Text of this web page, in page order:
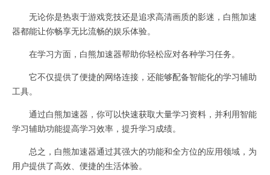
无论你是热衷于游戏竞技还是追求高清画质的影迷，白熊加速
器都能让你畅享无比流畅的娱乐体验。
在学习方面，白熊加速器帮助你轻松应对各种学习任务。
它不仅提供了便捷的网络连接，还能够配备智能化的学习辅助
工具。
通过白熊加速器，你可以快速获取大量学习资料，并利用智能
学习辅助功能提高学习效率，提升学习成绩。
总之，白熊加速器通过其强大的功能和全方位的应用领域，为
用户提供了高效、便捷的生活体验。